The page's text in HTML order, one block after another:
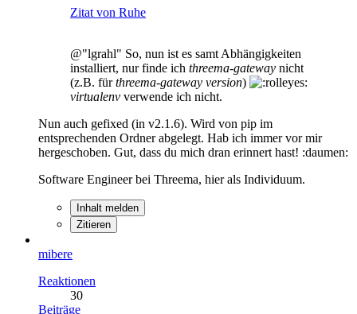
Zitat von Ruhe
@"lgrahl" So, nun ist es samt Abhängigkeiten
installiert, nur finde ich threema-gateway nicht
(z.B. fürthreema-gateway version)
virtualenv verwende ich nicht.
Nun auch gefixed (in v2.1.6). Wird von pip im
entsprechenden Ordner abgelegt. Hab ich immer vor mir
hergeschoben. Gut, dass du mich dran erinnert hast! :daumen:
Software Engineer bei Threema, hier als Individuum.
Inhalt melden
Zitieren
mibere
Reaktionen
30
Beiträge